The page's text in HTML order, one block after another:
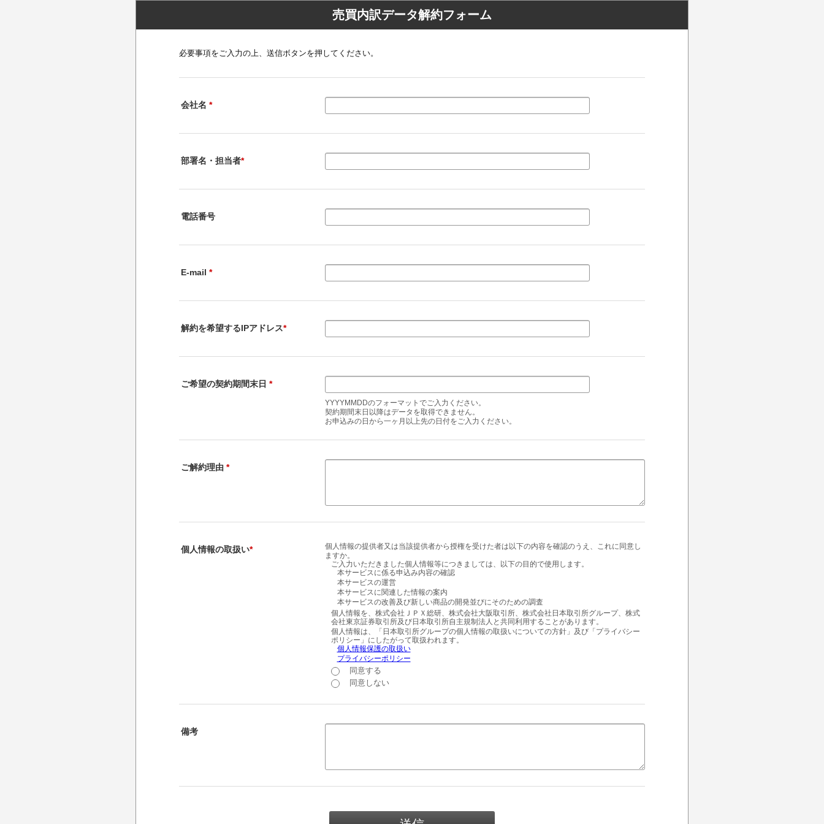
売買内訳データ解約フォーム
必要事項をご入力の上、送信ボタンを押してください。
会社名 *
部署名・担当者*
電話番号
E-mail *
解約を希望するIPアドレス*
ご希望の契約期間末日 *
YYYYMMDDのフォーマットでご入力ください。
契約期間末日以降はデータを取得できません。
お申込みの日から一ヶ月以上先の日付をご入力ください。
ご解約理由 *
個人情報の取扱い*
個人情報の提供者又は当該提供者から授権を受けた者は以下の内容を確認のうえ、これに同意し
ますか。
ご入力いただきました個人情報等につきましては、以下の目的で使用します。
本サービスに係る申込み内容の確認
本サービスの運営
本サービスに関連した情報の案内
本サービスの改善及び新しい商品の開発並びにそのための調査
個人情報を、株式会社ＪＰＸ総研、株式会社大阪取引所、株式会社日本取引所グループ、株式
会社東京証券取引所及び日本取引所自主規制法人と共同利用することがあります。
個人情報は、「日本取引所グループの個人情報の取扱いについての方針」及び「プライバシー
ポリシー」にしたがって取扱われます。
個人情報保護の取扱い
プライバシーポリシー
同意する
同意しない
備考